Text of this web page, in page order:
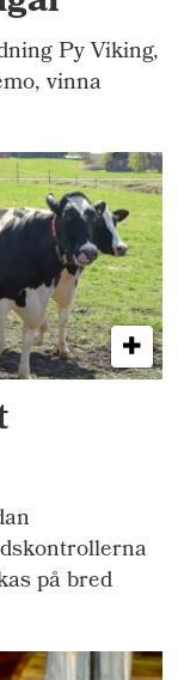
Py Viking,
vinna
på bred